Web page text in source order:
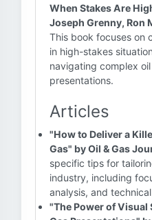
When Stakes Are
Joseph Grenny, Ron
This book focuses on
in high-stakes
navigating complex
presentations.
Articles
"How to Deliver a
Gas" by Oil & Gas
specific tips for
industry, including
analysis, and
"The Power of Visual